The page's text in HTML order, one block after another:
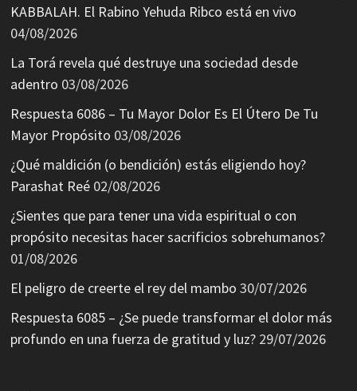
KABBALAH. El Rabino Yehuda Ribco está en vivo
04/08/2026
La Torá revela qué destruye una sociedad desde
adentro 03/08/2026
Respuesta 6086 – Tu Mayor Dolor Es El Útero De Tu
Mayor Propósito 03/08/2026
¿Qué maldición (o bendición) estás eligiendo hoy?
Parashat Reé 02/08/2026
¿Sientes que para tener una vida espiritual o con
propósito necesitas hacer sacrificios sobrehumanos?
01/08/2026
El peligro de creerte el rey del mambo 30/07/2026
Respuesta 6085 – ¿Se puede transformar el dolor más
profundo en una fuerza de gratitud y luz? 29/07/2026